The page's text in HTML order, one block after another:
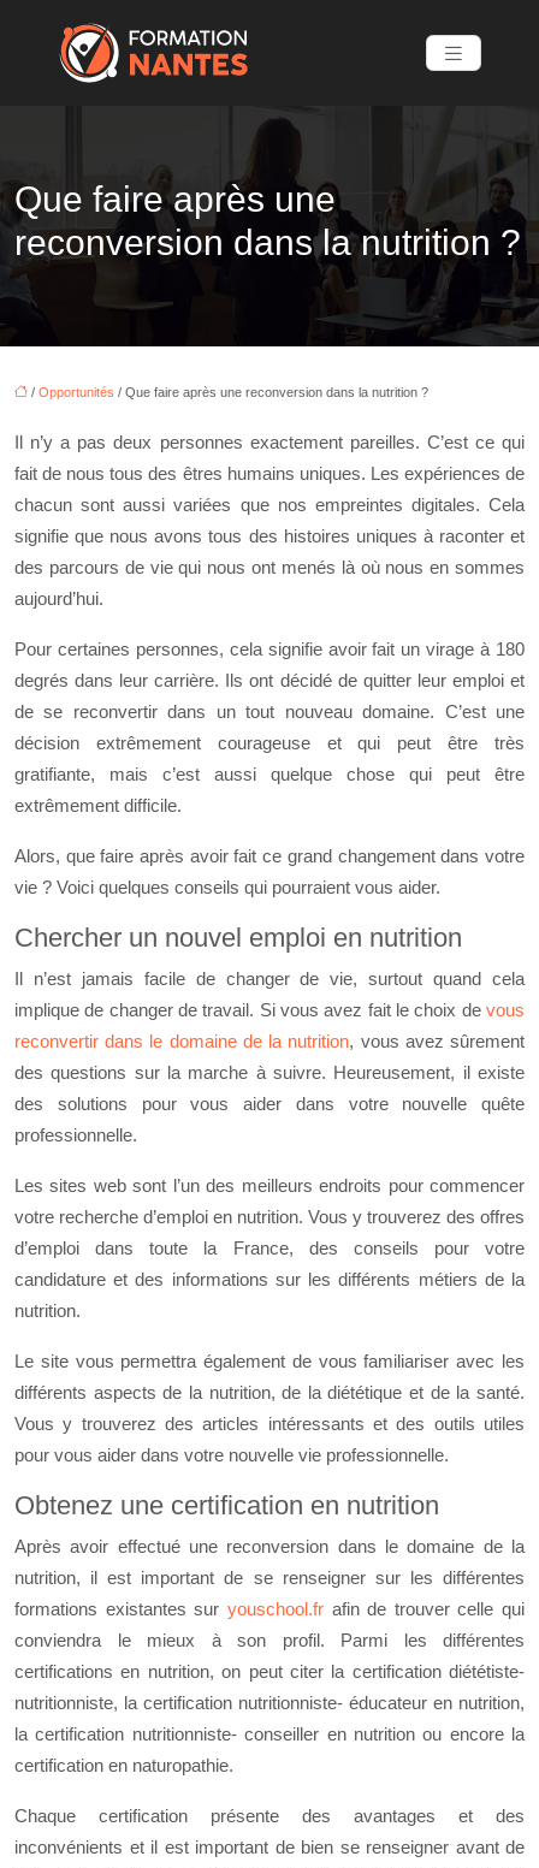
Que faire après une
reconversion dans la nutrition ?
/ Opportunités / Que faire après une reconversion dans la nutrition ?
Il n’y a pas deux personnes exactement pareilles. C’est ce qui
fait de nous tous des êtres humains uniques. Les expériences de
chacun sont aussi variées que nos empreintes digitales. Cela
signifie que nous avons tous des histoires uniques à raconter et
des parcours de vie qui nous ont menés là où nous en sommes
aujourd’hui.
Pour certaines personnes, cela signifie avoir fait un virage à 180
degrés dans leur carrière. Ils ont décidé de quitter leur emploi et
de se reconvertir dans un tout nouveau domaine. C’est une
décision extrêmement courageuse et qui peut être très
gratifiante, mais c’est aussi quelque chose qui peut être
extrêmement difficile.
Alors, que faire après avoir fait ce grand changement dans votre
vie ? Voici quelques conseils qui pourraient vous aider.
Chercher un nouvel emploi en nutrition
Il n’est jamais facile de changer de vie, surtout quand cela
implique de changer de travail. Si vous avez fait le choix de vous
reconvertir dans le domaine de la nutrition, vous avez sûrement
des questions sur la marche à suivre. Heureusement, il existe
des solutions pour vous aider dans votre nouvelle quête
professionnelle.
Les sites web sont l’un des meilleurs endroits pour commencer
votre recherche d’emploi en nutrition. Vous y trouverez des offres
d’emploi dans toute la France, des conseils pour votre
candidature et des informations sur les différents métiers de la
nutrition.
Le site vous permettra également de vous familiariser avec les
différents aspects de la nutrition, de la diététique et de la santé.
Vous y trouverez des articles intéressants et des outils utiles
pour vous aider dans votre nouvelle vie professionnelle.
Obtenez une certification en nutrition
Après avoir effectué une reconversion dans le domaine de la
nutrition, il est important de se renseigner sur les différentes
formations existantes sur youschool.frafin de trouver celle qui
conviendra le mieux à son profil. Parmi les différentes
certifications en nutrition, on peut citer la certification diététiste-
nutritionniste, la certification nutritionniste- éducateur en nutrition,
la certification nutritionniste- conseiller en nutrition ou encore la
certification en naturopathie.
Chaque certification présente des avantages et des
inconvénients et il est important de bien se renseigner avant de